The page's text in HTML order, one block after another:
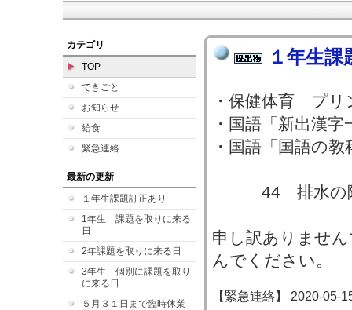
カテゴリ
TOP
できごと
お知らせ
給食
緊急連絡
最新の更新
１年生課題訂正あり
1年生 課題を取りに来る
日
2年課題を取りに来る日
3年生 個別に課題を取り
に来る日
５月３１日まで臨時休業
１年生課
・保健体育 プ
・国語「新出漢
・国語「国語の
44 排水の陣
申し訳ありませ
んでください。
【緊急連絡】 2020-05-